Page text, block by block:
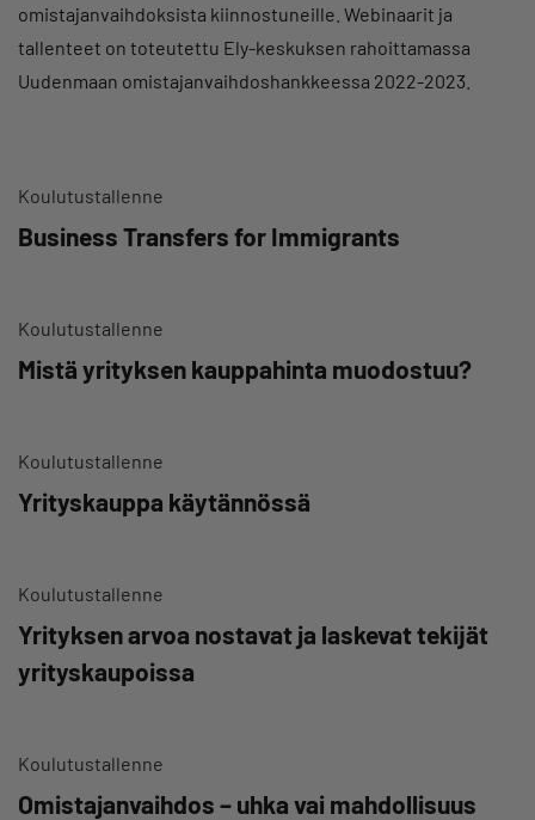
omistajanvaihdoksista kiinnostuneille. Webinaarit ja
tallenteet on toteutettu Ely-keskuksen rahoittamassa
Uudenmaan omistajanvaihdoshankkeessa 2022-2023.
Koulutustallenne
Business Transfers for Immigrants
Koulutustallenne
Mistä yrityksen kauppahinta muodostuu?
Koulutustallenne
Yrityskauppa käytännössä
Koulutustallenne
Yrityksen arvoa nostavat ja laskevat tekijät
yrityskaupoissa
Koulutustallenne
Omistajanvaihdos – uhka vai mahdollisuus